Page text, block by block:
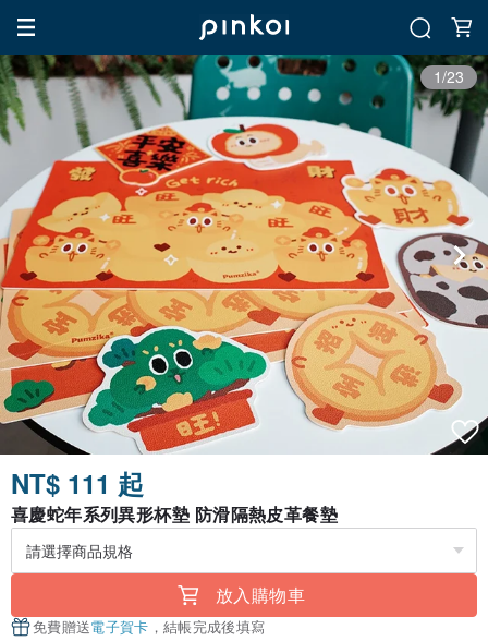
1/23
NT$ 111 起
喜慶蛇年系列異形杯墊 防滑隔熱皮革餐墊
放入購物車
免費贈送電子賀卡 ，結帳完成後填寫